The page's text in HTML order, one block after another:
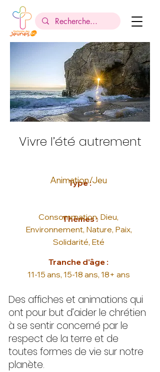
Type :
Thèmes :
Vivre l’été autrement
Animation/Jeu
Consommation, Dieu,
Environnement, Nature, Paix,
Solidarité, Eté
Tranche d'âge :
11-15 ans, 15-18 ans, 18+ ans
Des affiches et animations qui
ont pour but d’aider le chrétien
à se sentir concerné par le
respect de la terre et de
toutes formes de vie sur notre
planète.